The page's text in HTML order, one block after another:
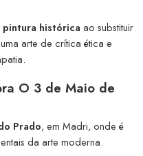
histórica ao substituir
arte de crítica ética e
O 3 de Maio de
Prado, em Madri, onde é
da arte moderna.